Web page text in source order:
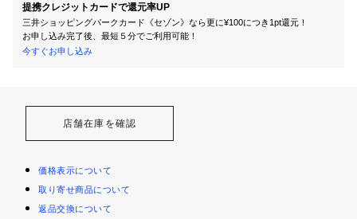
提携クレジットカードで還元率UP
三井ショッピングパークカード《セゾン》なら更に¥100につき1pt還元！
お申し込み完了後、最短５分でご利用可能！
今すぐお申し込み
店舗在庫を確認
価格表示について
取り寄せ商品について
返品交換について